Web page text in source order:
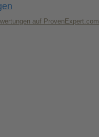
auf ProvenExpert.com